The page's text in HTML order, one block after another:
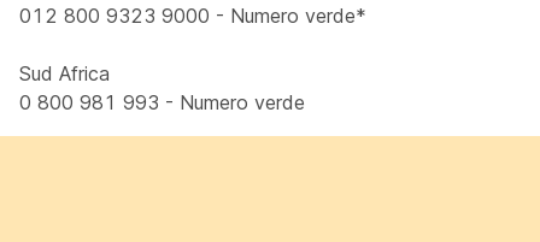
012 800 9323 9000 - Numero verde*
Sud Africa
0 800 981 993 - Numero verde